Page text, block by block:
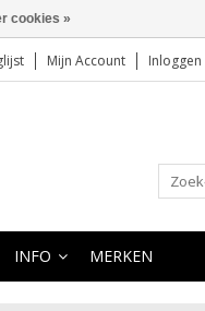
Mijn Account Inloggen
INFO MERKEN
cookies »